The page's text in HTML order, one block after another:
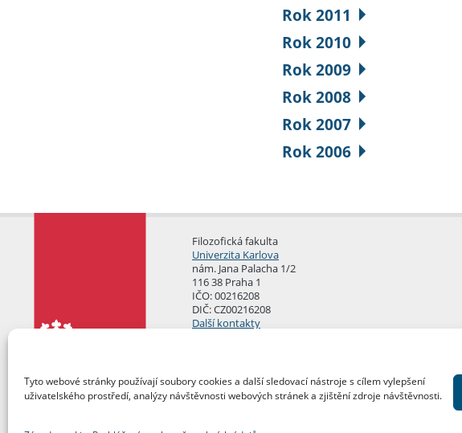
Tyto webové stránky používají soubory cookies a další sledovací nástroje s cílem vylepšení
uživatelského prostředí, analýzy návštěvnosti webových stránek a zjištění zdroje návštěvnosti.
Rok 2011
Rok 2010
Rok 2009
Rok 2008
Rok 2007
Rok 2006
Filozofická fakulta
Univerzita Karlova
nám. Jana Palacha 1/2
116 38 Praha 1
IČO: 00216208
DIČ: CZ00216208
Další kontakty